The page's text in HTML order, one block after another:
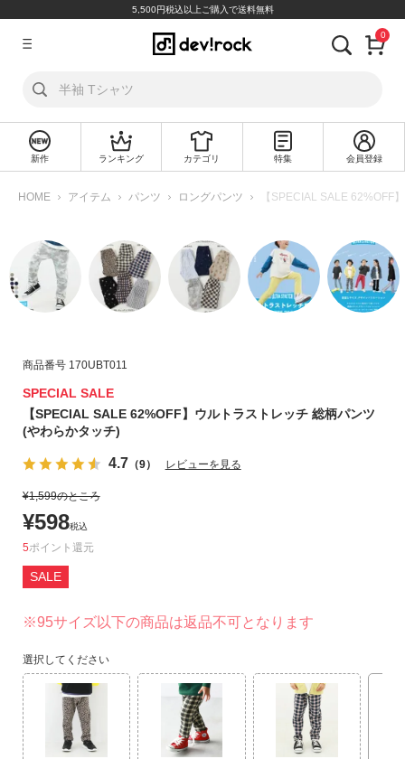
5,500円税込以上ご購入で送料無料
グ
規
録
探
カ
ゴ
リ
か
ら
す
ラ
ン
キ
グ
ら
探
す
新
0
新作 ランキング カテゴリ 特集 会員登録
HOME アイテム パンツ ロングパンツ 【SPECIAL SALE 62%OFF
商品番号 170UBT011
SPECIAL SALE
【SPECIAL SALE 62%OFF】ウルトラストレッチ 総柄パンツ
(やわらかタッチ)
4.7 （9） レビューを見る
¥1,599のところ
¥598税込
5ポイント
SALE
※95サイズ以下の商品は返品不可となります
選択してください